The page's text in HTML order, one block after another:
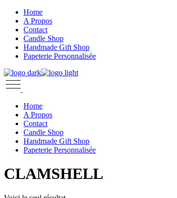
Skip
content
Home
A Propos
Contact
Candle Shop
Handmade Gift Shop
Papeterie Personnalisée
Home
A Propos
Contact
Candle Shop
Handmade Gift Shop
Papeterie Personnalisée
CLAMSHELL